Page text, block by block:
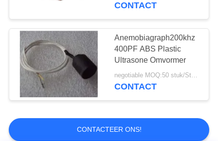
CONTACT
Anemobiagraph200khz
400PF ABS Plastic
Ultrasone Omvormer
negotiable MOQ:50 stuk/Stukken
CONTACT
CONTACTEER ONS!